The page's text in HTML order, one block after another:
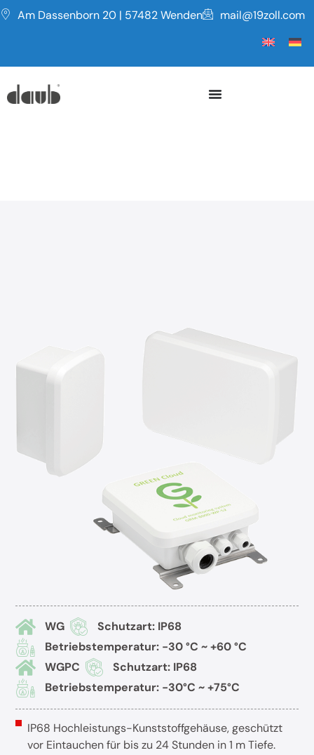
Am Dassenborn 20 | 57482 Wenden mail@19zoll.com
WG
Schutzart: IP68
Betriebstemperatur: -30 °C ~ +60 °C
WGPC
Schutzart: IP68
Betriebstemperatur: -30°C ~ +75°C
IP68 Hochleistungs-Kunststoffgehäuse, geschützt
vor Eintauchen für bis zu 24 Stunden in 1 m Tiefe.